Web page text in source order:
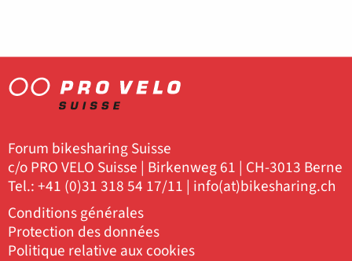
Forum bikesharing Suisse
c/o PRO VELO Suisse | Birkenweg 61 | CH-3013 Berne
Tel.: +41 (0)31 318 54 17/11 | info(at)bikesharing.ch
Conditions générales
Protection des données
Politique relative aux cookies